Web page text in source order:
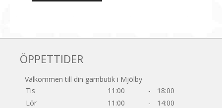
ÖPPETTIDER
Välkommen till din garnbutik i Mjölby
Tis
11:00 -
18:00
Lör
11:00 - 14:00